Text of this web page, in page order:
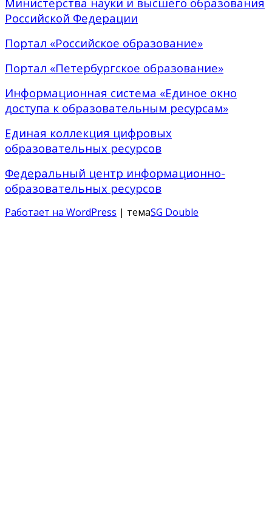
Российской Федерации
Портал «Российское образование»
Портал «Петербургское образование»
Информационная система «Единое окно
доступа к образовательным ресурсам»
Единая коллекция цифровых
образовательных ресурсов
Федеральный центр информационно-
образовательных ресурсов
Работает на WordPress | темаSG Double